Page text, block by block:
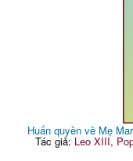
Huấn quyền về Mẹ
Tác giả: Leo XIII,